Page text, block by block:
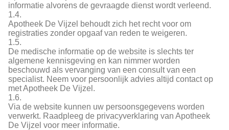
informatie alvorens de gevraagde dienst wordt verleend.
1.4.
Apotheek De Vijzel behoudt zich het recht voor om
registraties zonder opgaaf van reden te weigeren.
1.5.
De medische informatie op de website is slechts ter
algemene kennisgeving en kan nimmer worden
beschouwd als vervanging van een consult van een
specialist. Neem voor persoonlijk advies altijd contact op
met Apotheek De Vijzel.
1.6.
Via de website kunnen uw persoonsgegevens worden
verwerkt. Raadpleeg de privacyverklaring van Apotheek
De Vijzel voor meer informatie.